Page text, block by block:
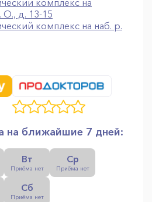
комплекс на
О., д. 13-15
комплекс на наб. р.
на ближайшие 7 дней:
Вт
Приёма нет
Ср
Приёма нет
Сб
Приёма нет